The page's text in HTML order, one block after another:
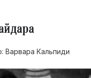
РФ
крае
Варвара Кальпиди